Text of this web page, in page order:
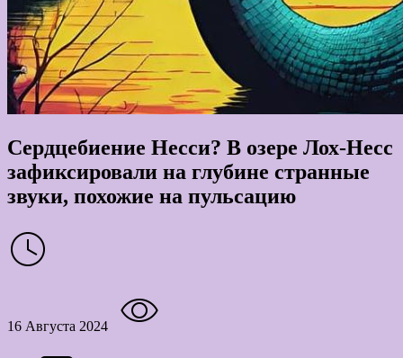
Сердцебиение Несси? В озере Лох-Несс
зафиксировали на глубине странные
звуки, похожие на пульсацию
16 Августа 2024